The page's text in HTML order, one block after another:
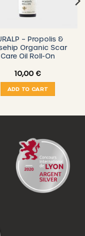
– Propolis &
Organic Scar
Care Oil Roll-On
10,00 €
ADD TO CART